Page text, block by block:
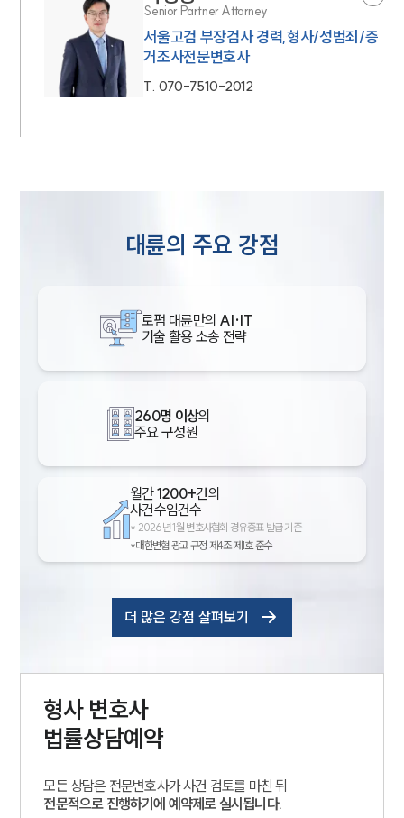
Senior Partner Attorney
서울고검 부장검사 경력,형사/성범죄/증
거조사전문변호사
T. 070-7510-2012
대륜의 주요 강점
로펌 대륜만의 AI·IT
기술 활용 소송 전략
260명 이상의
주요 구성원
월간1200+건의
사건수임건수
* 2026년 1월 변호사협회 경유증표 발급 기준
*대한변협 광고 규정 제4조 제1호 준수
더 많은 강점 살펴보기
형사변호사
법률상담예약
모든 상담은 전문변호사가 사건 검토를 마친 뒤
전문적으로 진행하기에 예약제로 실시됩니다.